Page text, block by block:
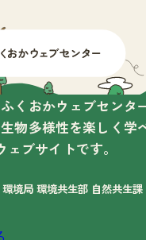
くおかウェブセンター
物多様性を楽しく学
ェブサイトです。
境局 環境共生部 自然共生課